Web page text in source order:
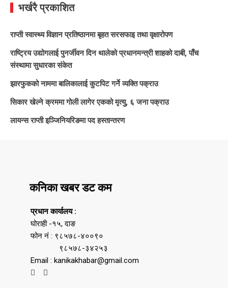
भर्खरै प्रकाशित
राप्ती स्वास्थ्य विज्ञान प्रतिष्ठानमा बृहत सरसफाइ तथा वृक्षारोपण
राष्ट्रिय उद्योगलाई पुनर्जीवन दिन थालेको प्रधानमन्त्री शाहको दाबी, पाँच
संस्थामा सुधारका संकेत
झारफुकको नाममा बालिकालाई कुटपिट गर्ने व्यक्ति पक्राउ
सिकार खेल्ने क्रममा गोली लागेर एकको मृत्यु, ६ जना पक्राउ
लायन्स राप्ती इञ्जिनियरिङमा पद हस्तान्तरण
कनिका खबर डट कम
प्रधान कार्यालय :
घोराही -१५, दाङ
फोन नं : ९८५७८-४००९०
९८५७८-३४२५३
Email : kanikakhabar@gmail.com